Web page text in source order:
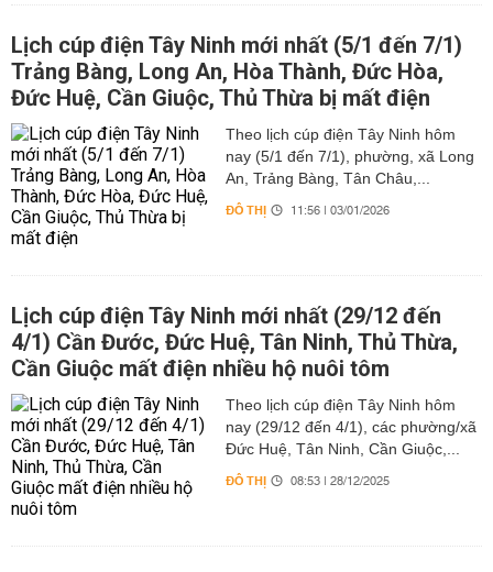
Lịch cúp điện Tây Ninh mới nhất (5/1 đến 7/1)
Trảng Bàng, Long An, Hòa Thành, Đức Hòa,
Đức Huệ, Cần Giuộc, Thủ Thừa bị mất điện
Theo lịch cúp điện Tây Ninh hôm
nay (5/1 đến 7/1), phường, xã Long
An, Trảng Bàng, Tân Châu,...
ĐÔ THỊ 11:56 | 03/01/2026
Lịch cúp điện Tây Ninh mới nhất (29/12 đến
4/1) Cần Đước, Đức Huệ, Tân Ninh, Thủ Thừa,
Cần Giuộc mất điện nhiều hộ nuôi tôm
Theo lịch cúp điện Tây Ninh hôm
nay (29/12 đến 4/1), các phường/xã
Đức Huệ, Tân Ninh, Cần Giuộc,...
ĐÔ THỊ 08:53 | 28/12/2025